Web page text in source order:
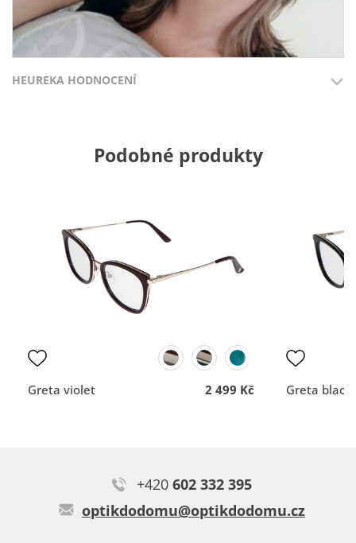
Marty blue
HEUREKA HODNOCENÍ
Přidáno 3.8.2026
nemám
DOPORUČUJE OBCHOD
Dodací lhůta
DOPORUČUJE
Kvalita
komunikace
Podobné produkty
Greta violet 2 499 Kč Greta black
+420 602 332 395
optikdodomu@optikdodomu.cz